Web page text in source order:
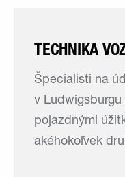
TECHNIKA
Špecialisti na
v
pojazdnými
akéhokoľvek